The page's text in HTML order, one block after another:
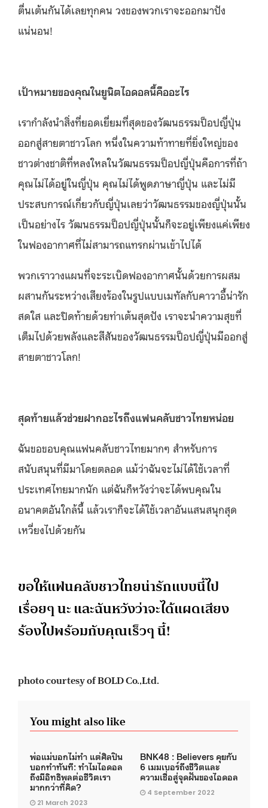
ตื่นเต้นกันได้เลยทุกคน วงของพวกเราจะออกมาปัง
แน่นอน!
เป้าหมายของคุณในยูนิตไอดอลนี้คืออะไร
เรากำลังนำสิ่งที่ยอดเยี่ยมที่สุดของวัฒนธรรมป็อปญี่ปุ่น
ออกสู่สายตาชาวโลก หนึ่งในความท้าทายที่ยิ่งใหญ่ของ
ชาวต่างชาติที่หลงใหลในวัฒนธรรมป็อปญี่ปุ่นคือการที่ถ้า
คุณไม่ได้อยู่ในญี่ปุ่น คุณไม่ได้พูดภาษาญี่ปุ่น และไม่มี
ประสบการณ์เกี่ยวกับญี่ปุ่นเลยว่าวัฒนธรรมของญี่ปุ่นนั้น
เป็นอย่างไร วัฒนธรรมป็อปญี่ปุ่นนั้นก็จะอยู่เพียงแค่เพียง
ในฟองอากาศที่ไม่สามารถแทรกผ่านเข้าไปได้
พวกเราวางแผนที่จะระเบิดฟองอากาศนั้นด้วยการผสม
ผสานกันระหว่างเสียงร้องในรูปแบบเมทัลกับคาวาอี้น่ารัก
สดใส และปิดท้ายด้วยท่าเต้นสุดปัง เราจะนำความสุขที่
เต็มไปด้วยพลังและสีสันของวัฒนธรรมป็อปญี่ปุ่นมีออกสู่
สายตาชาวโลก!
สุดท้ายแล้วช่วยฝากอะไรถึงแฟนคลับชาวไทยหน่อย
ฉันขอขอบคุณแฟนคลับชาวไทยมากๆ สำหรับการ
สนับสนุนที่มีมาโดยตลอด แม้ว่าฉันจะไม่ได้ใช้เวลาที่
ประเทศไทยมากนัก แต่ฉันก็หวังว่าจะได้พบคุณใน
อนาคตอันใกล้นี้ แล้วเราก็จะได้ใช้เวลาอันแสนสนุกสุด
เหวี่ยงไปด้วยกัน
ขอให้แฟนคลับชาวไทยน่ารักแบบนี้ไป
เรื่อยๆ นะ และฉันหวังว่าจะได้แผดเสียง
ร้องไปพร้อมกับคุณเร็วๆ นี้!
photo courtesy of BOLD Co.,Ltd.
You might also like
พ่อแม่บอกไม่ทำ แต่ศิลปิน
บอกทำทันที: ทำไมไอดอล
ถึงมีอิทธิพลต่อชีวิตเรา
มากกว่าที่คิด?
21 March 2023
BNK48 : Believers คุยกับ
6 เมมเบอร์ถึงชีวิตและ
ความเชื่อสู่จุดฝันของไอดอล
4 September 2022